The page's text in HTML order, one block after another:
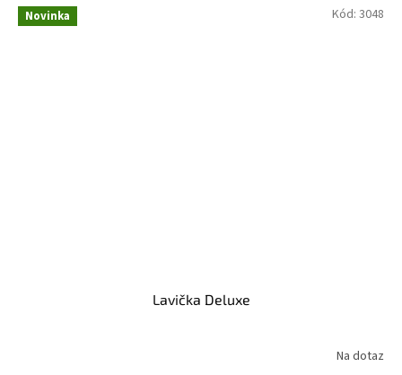
Novinka
Lavička Deluxe
Na dotaz
Kód: 3048